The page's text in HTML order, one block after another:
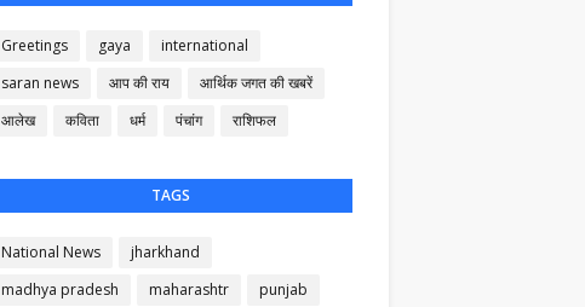
Greetings gaya
international
saran news
आप की राय
आर्थिक जगत की खबरें
आलेख
कविता धर्म पंचांग राशिफल
TAGS
National News
jharkhand
madhya pradesh
maharashtr
punjab